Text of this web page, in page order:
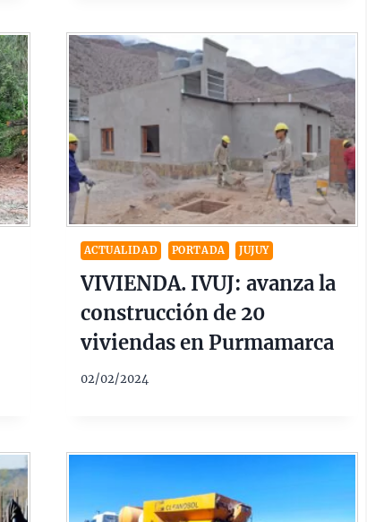
ACTUALIDAD PORTADA JUJUY
VIVIENDA. IVUJ: avanza la
construcción de 20
viviendas en Purmamarca
02/02/2024